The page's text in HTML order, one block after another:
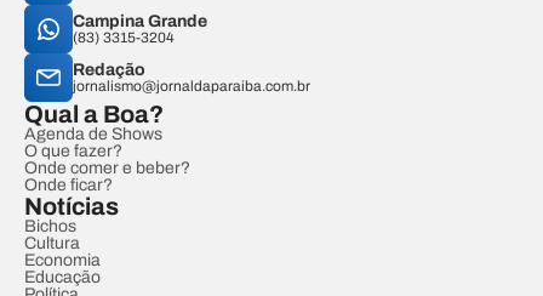
Campina Grande
(83) 3315-3204
Redação
jornalismo@jornaldaparaiba.com.br
Qual a Boa?
Agenda de Shows
O que fazer?
Onde comer e beber?
Onde ficar?
Notícias
Bichos
Cultura
Economia
Educação